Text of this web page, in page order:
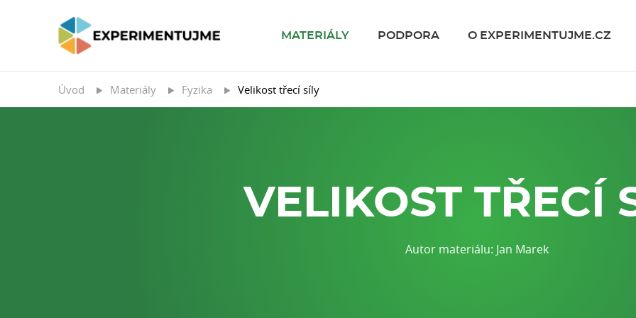
MATERIÁLY PODPORA O EXPERIMENTUJME.CZ
Úvod Materiály Fyzika Velikost třecí síly
VELIKOST TŘECÍ
Autor materiálu: Jan Marek